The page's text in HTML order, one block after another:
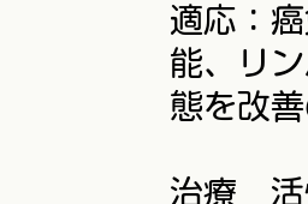
適応：
能、リ
態を改
治療